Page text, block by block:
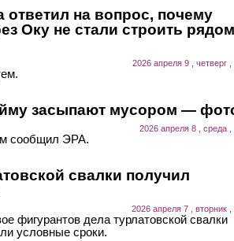
ответил на вопрос, почему
Оку не стали строить рядом
2026 апреля 9 , четверг ,
засыпают мусором —
2026 апреля 8 , среда ,
сообщил ЭРА.
свалки получил
2026 апреля 7 , вторник ,
фигурантов дела турлатовской свалки
условные сроки.